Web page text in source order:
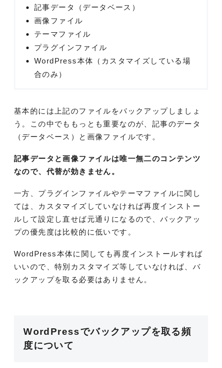
記事データ（データベース）
画像ファイル
テーマファイル
プラグインファイル
WordPress本体（カスタマイズしている場
合のみ）
基本的には上記のファイルをバックアップしましょ
う。この中でももっとも重要なのが、記事のデータ
（データベース）と画像ファイルです。
記事データと画像ファイルは唯一無二のコンテンツ
なので、代替が効きません。
一方、プラグインファイルやテーマファイルに関し
ては、カスタマイズしていなければ再度インストー
ルして設定し直せば元通りになるので、バックアッ
プの優先度は比較的に低いです。
WordPress本体に関しても再度インストールすれば
いいので、特別カスタマイズ等していなければ、バ
ックアップを取る必要はありません。
WordPressでバックアップを取る頻
度について